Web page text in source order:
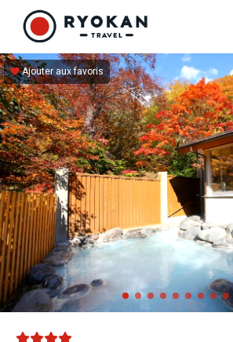
Vivez l'expérience authentique d'un Ryokan
Ajouter aux favoris